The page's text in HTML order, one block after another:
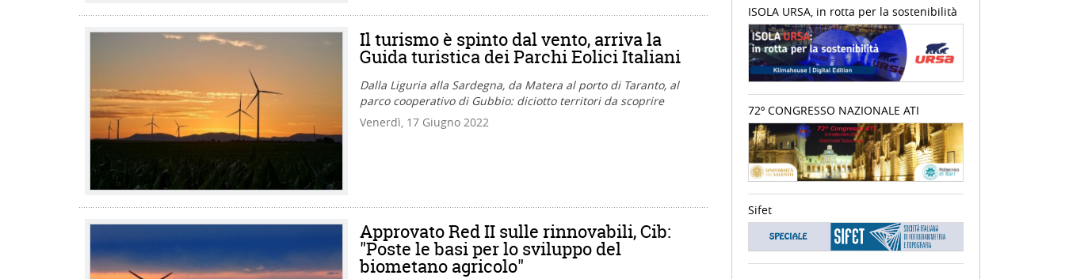
Il turismo è spinto dal vento, arriva la
Guida turistica dei Parchi Eolici Italiani
Dalla Liguria alla Sardegna, da Matera al porto di Taranto, al
parco cooperativo di Gubbio: diciotto territori da scoprire
Venerdì, 17 Giugno 2022
Approvato Red II sulle rinnovabili, Cib:
"Poste le basi per lo sviluppo del
biometano agricolo"
ISOLA URSA, in rotta per la sostenibilità
72º CONGRESSO NAZIONALE ATI
Sifet